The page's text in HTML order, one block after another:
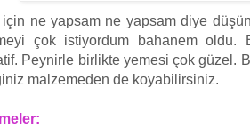
için ne yapsam ne yapsam diye
çok istiyordum bahanem
Peynirle birlikte yemesi çok güzel.
malzemeden de koyabilirsiniz.